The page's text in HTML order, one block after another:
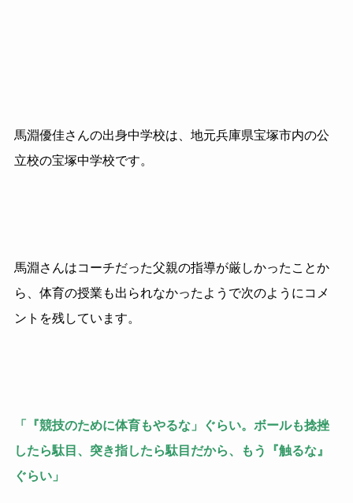
馬淵優佳さんの出身中学校は、地元兵庫県宝塚市内の公
立校の宝塚中学校です。
馬淵さんはコーチだった父親の指導が厳しかったことか
ら、体育の授業も出られなかったようで次のようにコメ
ントを残しています。
「『競技のために体育もやるな」ぐらい。ボールも捻挫
したら駄目、突き指したら駄目だから、もう『触るな』
ぐらい」